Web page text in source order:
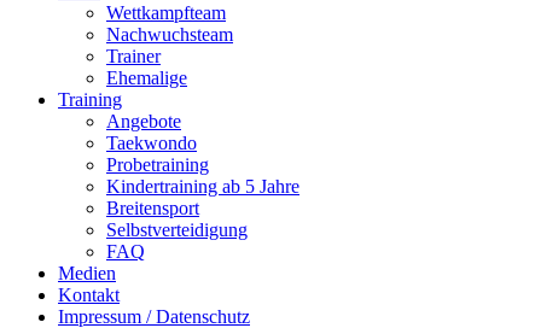
Wettkampfteam
Nachwuchsteam
Trainer
Ehemalige
Training
Angebote
Taekwondo
Probetraining
Kindertraining ab 5 Jahre
Breitensport
Selbstverteidigung
FAQ
Medien
Kontakt
Impressum / Datenschutz